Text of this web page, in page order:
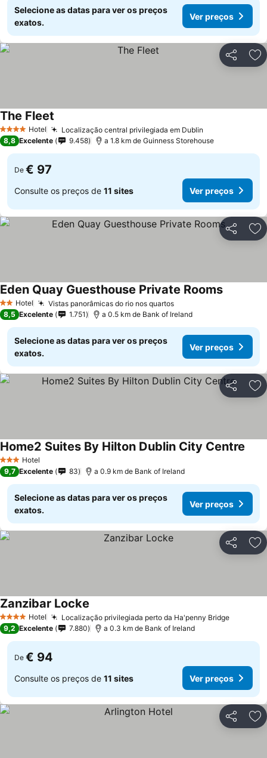
Selecione as datas para ver os preços
exatos.
Ver preços
Partilhar
4 EstrelasHotel Localização central privilegiada em Dublin
The Fleet
8,8 Excelente 9.458 a 1.8 km de Guinness Storehouse
De € 97
Consulte os preços de 11 sites Ver preços
Partilhar
2 Estrelas
Hotel Vistas panorâmicas do rio nos quartos
Eden Quay Guesthouse Private Rooms
8,5 Excelente 1.751 a 0.5 km de Bank of Ireland
Selecione as datas para ver os preços
exatos.
Ver preços
Partilhar
3 EstrelasHotel
Home2 Suites By Hilton Dublin City Centre
9,7 Excelente 83 a 0.9 km de Bank of Ireland
Selecione as datas para ver os preços
exatos.
Ver preços
Partilhar
4 EstrelasHotel Localização privilegiada perto da Ha'penny Bridge
Zanzibar Locke
9,2 Excelente 7.880 a 0.3 km de Bank of Ireland
De € 94
Consulte os preços de 11 sites Ver preços
Partilhar